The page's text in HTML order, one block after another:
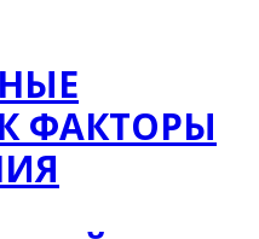
ФАКТОРЫ